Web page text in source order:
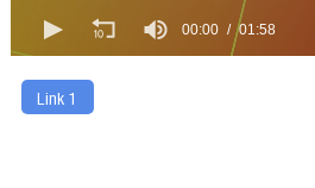
00:00 01:58
Link 1